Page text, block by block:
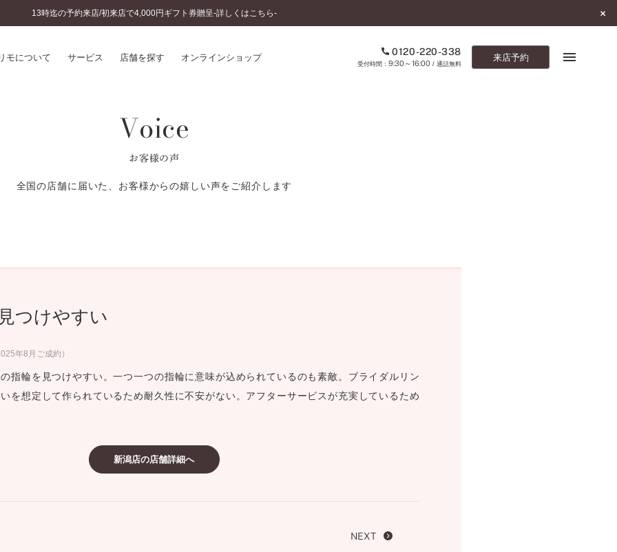
13時迄の予約来店/初来店で4,000円ギフト券贈呈-詳しくはこちら-
モについて サービス 店舗を探す オンラインショップ 0120-220-338
9:30～16:00/ 通話無料
来店予約
のこだわり
スダイヤモンド&バースストー
ーズサポート
婚約指輪とは
結婚指輪とは
セットリングとは
ショップブログ
Voice
お客様の声
全国の店舗に届いた、お客様からの嬉しい声をご紹介します
つけやすい
年8月ご成約）
指輪を見つけやすい。一つ一つの指輪に意味が込められているのも素敵。ブライダルリン
を想定して作られているため耐久性に不安がない。アフターサービスが充実しているため
新潟店の店舗詳細へ
NEXT